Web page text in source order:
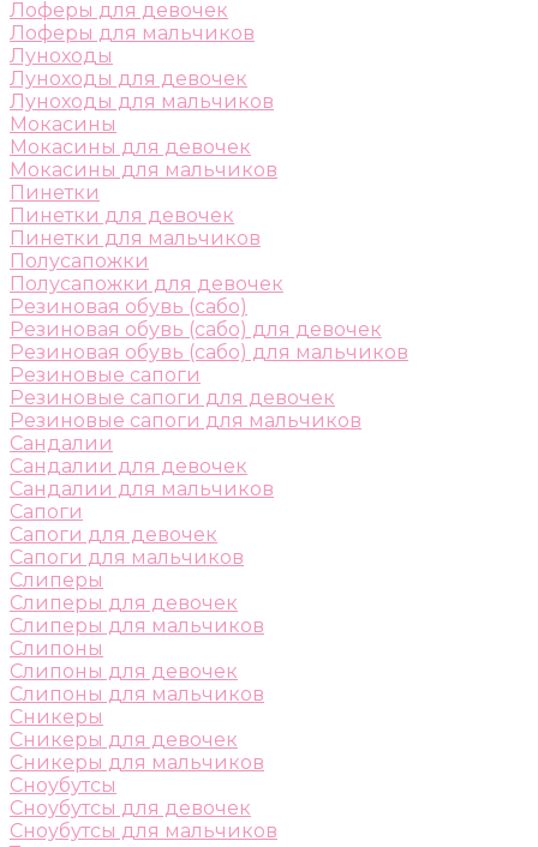
Лоферы для девочек
Лоферы для мальчиков
Луноходы
Луноходы для девочек
Луноходы для мальчиков
Мокасины
Мокасины для девочек
Мокасины для мальчиков
Пинетки
Пинетки для девочек
Пинетки для мальчиков
Полусапожки
Полусапожки для девочек
Резиновая обувь (сабо)
Резиновая обувь (сабо) для девочек
Резиновая обувь (сабо) для мальчиков
Резиновые сапоги
Резиновые сапоги для девочек
Резиновые сапоги для мальчиков
Сандалии
Сандалии для девочек
Сандалии для мальчиков
Сапоги
Сапоги для девочек
Сапоги для мальчиков
Слиперы
Слиперы для девочек
Слиперы для мальчиков
Слипоны
Слипоны для девочек
Слипоны для мальчиков
Сникеры
Сникеры для девочек
Сникеры для мальчиков
Сноубутсы
Сноубутсы для девочек
Сноубутсы для мальчиков